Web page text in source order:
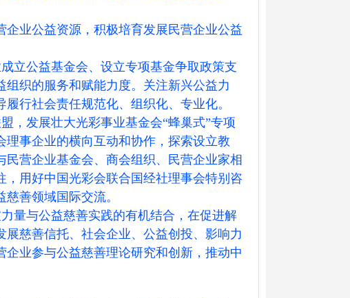
业公益资源，积极培育发展民营企业公益
立公益基金会、设立专项基金争取政策支
织的服务和赋能力度。关注新兴公益力
行社会责任规范化、组织化、专业化。
，发展壮大光彩事业基金会“蜂巢式”专项
事企业的横向互动和协作，探索设立教
营企业基金会、商会组织、民营企业家相
用好中国光彩会联合国经社理事会特别咨
善领域国际交流。
量与公益慈善实践的有机结合，在促进解
慈善信托、社会企业、公益创投、影响力
业参与公益慈善理论研究和创新，推动中